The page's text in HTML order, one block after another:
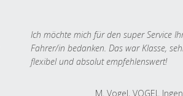
Ich möchte mich für den super Service
Fahrer/in bedanken. Das war Klasse,
flexibel und absolut empfehlenswert!
M. Vogel, VOGEL